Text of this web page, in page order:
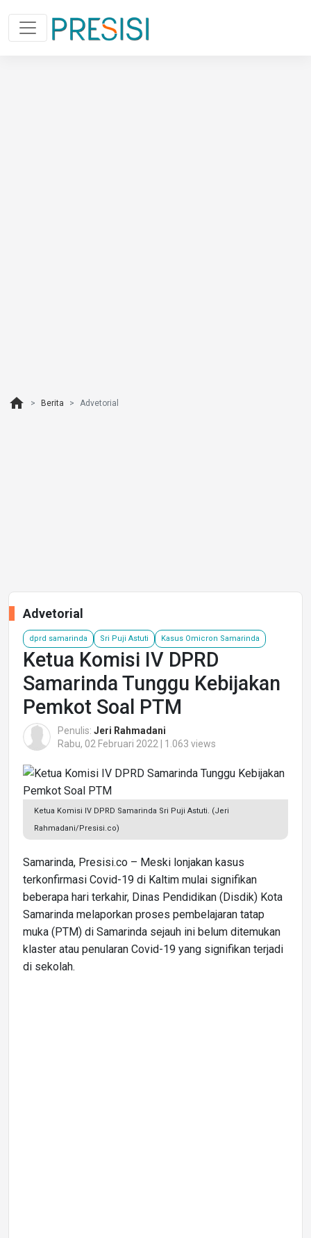
home Berita Advetorial
Advetorial
dprd samarinda Sri Puji Astuti Kasus Omicron Samarinda
Ketua Komisi IV DPRD
Samarinda Tunggu Kebijakan
Pemkot Soal PTM
Penulis: Jeri Rahmadani
Rabu, 02 Februari 2022 | 1.063 views
Ketua Komisi IV DPRD Samarinda Sri Puji Astuti. (Jeri
Rahmadani/Presisi.co)
Samarinda, Presisi.co – Meski lonjakan kasus
terkonfirmasi Covid-19 di Kaltim mulai signifikan
beberapa hari terkahir, Dinas Pendidikan (Disdik) Kota
Samarinda melaporkan proses pembelajaran tatap
muka (PTM) di Samarinda sejauh ini belum ditemukan
klaster atau penularan Covid-19 yang signifikan terjadi
di sekolah.